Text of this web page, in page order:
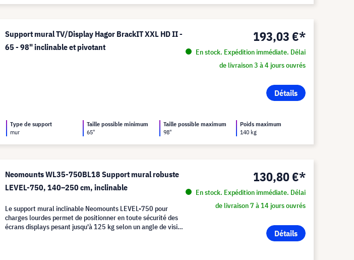
Support mural TV/Display Hagor BrackIT XXL HD II -
65 - 98" inclinable et pivotant
193,03 €*
En stock. Expédition immédiate. Délai
de livraison 3 à 4 jours ouvrés
Détails
Type de support
mur
Taille possible minimum
65"
Taille possible maximum
98"
Poids maximum
140 kg
Neomounts WL35-750BL18 Support mural robuste
LEVEL-750, 140–250 cm, inclinable
130,80 €*
En stock. Expédition immédiate. Délai
de livraison 7 à 14 jours ouvrés
Détails
Le support mural inclinable Neomounts LEVEL-750 pour
charges lourdes permet de positionner en toute sécurité des
écrans displays pesant jusqu'à 125 kg selon un angle de vision